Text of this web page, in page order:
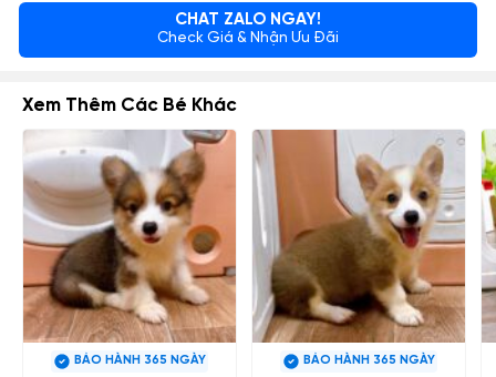
CHAT ZALO NGAY!
Check Giá & Nhận Ưu Đãi
Xem Thêm Các Bé Khác
BẢO HÀNH 365 NGÀY BẢO HÀNH 365 NGÀY